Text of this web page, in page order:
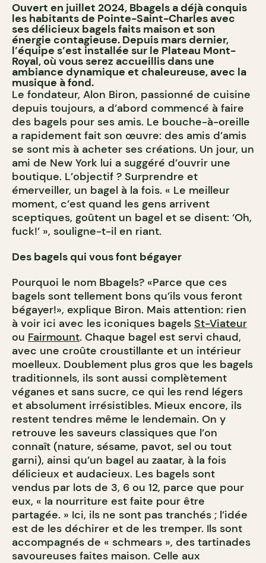
Ouvert en juillet 2024, Bbagels a déjà conquis
les habitants de Pointe-Saint-Charles avec
ses délicieux bagels faits maison et son
énergie contagieuse. Depuis mars dernier,
l’équipe s’est installée sur le Plateau Mont-
Royal, où vous serez accueillis dans une
ambiance dynamique et chaleureuse, avec la
musique à fond.
Le fondateur, Alon Biron, passionné de cuisine
depuis toujours, a d’abord commencé à faire
des bagels pour ses amis. Le bouche-à-oreille
a rapidement fait son œuvre: des amis d’amis
se sont mis à acheter ses créations. Un jour, un
ami de New York lui a suggéré d’ouvrir une
boutique. L’objectif ? Surprendre et
émerveiller, un bagel à la fois. « Le meilleur
moment, c’est quand les gens arrivent
sceptiques, goûtent un bagel et se disent: ‘Oh,
fuck!’ », souligne-t-il en riant.
Des bagels qui vous font bégayer
Pourquoi le nom Bbagels? «Parce que ces
bagels sont tellement bons qu’ils vous feront
bégayer!», explique Biron. Mais attention: rien
à voir ici avec les iconiques bagels St-Viateur
ou Fairmount. Chaque bagel est servi chaud,
avec une croûte croustillante et un intérieur
moelleux. Doublement plus gros que les bagels
traditionnels, ils sont aussi complètement
véganes et sans sucre, ce qui les rend légers
et absolument irrésistibles. Mieux encore, ils
restent tendres même le lendemain. On y
retrouve les saveurs classiques que l’on
connaît (nature, sésame, pavot, sel ou tout
garni), ainsi qu’un bagel au zaatar, à la fois
délicieux et audacieux. Les bagels sont
vendus par lots de 3, 6 ou 12, parce que pour
eux, « la nourriture est faite pour être
partagée. » Ici, ils ne sont pas tranchés ; l’idée
est de les déchirer et de les tremper. Ils sont
accompagnés de « schmears », des tartinades
savoureuses faites maison. Celle aux